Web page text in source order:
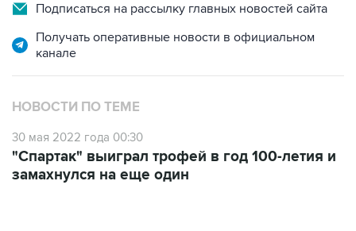
Подписаться на рассылку главных новостей сайта
Получать оперативные новости в официальном
канале
НОВОСТИ ПО ТЕМЕ
30 мая 2022 года 00:30
"Спартак" выиграл трофей в год 100-летия и
замахнулся на еще один